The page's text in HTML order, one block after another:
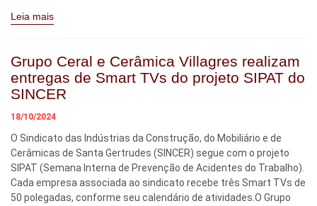
Leia mais
Grupo Ceral e Cerâmica Villagres realizam
entregas de Smart TVs do projeto SIPAT do
SINCER
18/10/2024
O Sindicato das Indústrias da Construção, do Mobiliário e de
Cerâmicas de Santa Gertrudes (SINCER) segue com o projeto
SIPAT (Semana Interna de Prevenção de Acidentes do Trabalho).
Cada empresa associada ao sindicato recebe três Smart TVs de
50 polegadas, conforme seu calendário de atividades.O Grupo